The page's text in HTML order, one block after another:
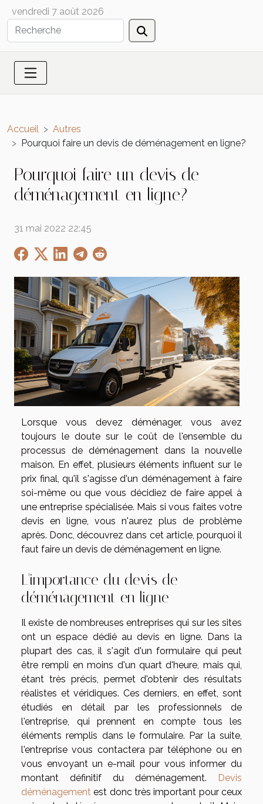
vendredi 7 août 2026
Accueil
Autres
Pourquoi faire un devis de déménagement en ligne?
Pourquoi faire un devis de
déménagement en ligne?
31 mai 2022 22:45
Lorsque vous devez déménager, vous avez
toujours le doute sur le coût de l'ensemble du
processus de déménagement dans la nouvelle
maison. En effet, plusieurs éléments influent sur le
prix final, qu'il s'agisse d'un déménagement à faire
soi-même ou que vous décidiez de faire appel à
une entreprise spécialisée. Mais si vous faites votre
devis en ligne, vous n'aurez plus de problème
après. Donc, découvrez dans cet article, pourquoi il
faut faire un devis de déménagement en ligne.
L'importance du devis de
déménagement en ligne
Il existe de nombreuses entreprises qui sur les sites
ont un espace dédié au devis en ligne. Dans la
plupart des cas, il s'agit d'un formulaire qui peut
être rempli en moins d'un quart d'heure, mais qui,
étant très précis, permet d'obtenir des résultats
réalistes et véridiques. Ces derniers, en effet, sont
étudiés en détail par les professionnels de
l'entreprise, qui prennent en compte tous les
éléments remplis dans le formulaire. Par la suite,
l'entreprise vous contactera par téléphone ou en
vous envoyant un e-mail pour vous informer du
montant définitif du déménagement. Devis
déménagement est donc très important pour ceux